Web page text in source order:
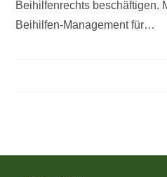
Beihilfenrechts beschäftigen.
Beihilfen-Management für…